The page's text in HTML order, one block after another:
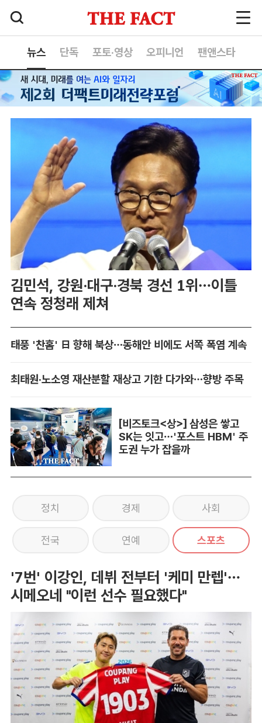
뉴스 단독 포토·영상 오피니언 팬앤스타
김민석, 강원·대구·경북 경선 1위…이틀
연속 정청래 제쳐
태풍 '찬홈' 日 향해 북상…동해안 비에도 서쪽 폭염 계속
최태원·노소영 재산분할 재상고 기한 다가와…향방 주목
[비즈토크<상>] 삼성은 쌓고
SK는 잇고…'포스트 HBM' 주
도권 누가 잡을까
정치 경제 사회
전국 연예 스포츠
'7번' 이강인, 데뷔 전부터 '케미 만렙'…
시메오네 "이런 선수 필요했다"